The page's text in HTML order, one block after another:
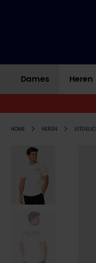
Dames Heren
HOME HEREN